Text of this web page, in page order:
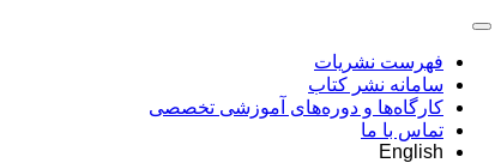
فهرست نشریات
سامانه نشر کتاب
کارگاه‌ها و دوره‌های آموزشی تخصصی
تماس با ما
English